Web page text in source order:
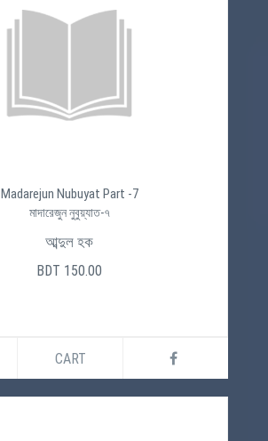
Madarejun Nubuyat Part -7
মাদারেজুন নুবুয়্যাত-৭
আব্দুল হক
BDT 150.00
CART